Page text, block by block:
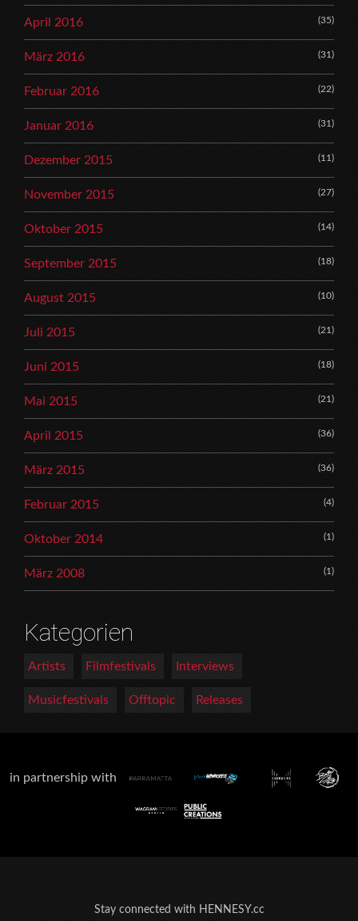
April 2016 (35)
März 2016 (31)
Februar 2016 (22)
Januar 2016 (31)
Dezember 2015 (11)
November 2015 (27)
Oktober 2015 (14)
September 2015 (18)
August 2015 (10)
Juli 2015 (21)
Juni 2015 (18)
Mai 2015 (21)
April 2015 (36)
März 2015 (36)
Februar 2015 (4)
Oktober 2014 (1)
März 2008 (1)
Kategorien
Artists Filmfestivals Interviews
Musicfestivals Offtopic Releases
in partnership with
Stay connected with HENNESY.cc